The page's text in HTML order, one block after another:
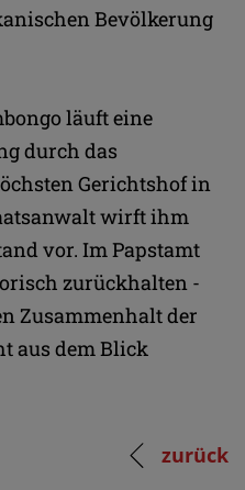
Bevölkerung
läuft eine
durch das
Gerichtshof in
wirft ihm
vor. Im Papstamt
zurückhalten -
Zusammenhalt der
aus dem Blick
zurück